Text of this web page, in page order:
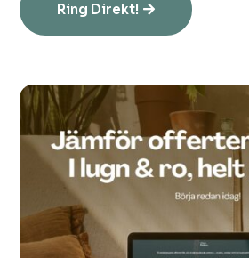
Ring Direkt!